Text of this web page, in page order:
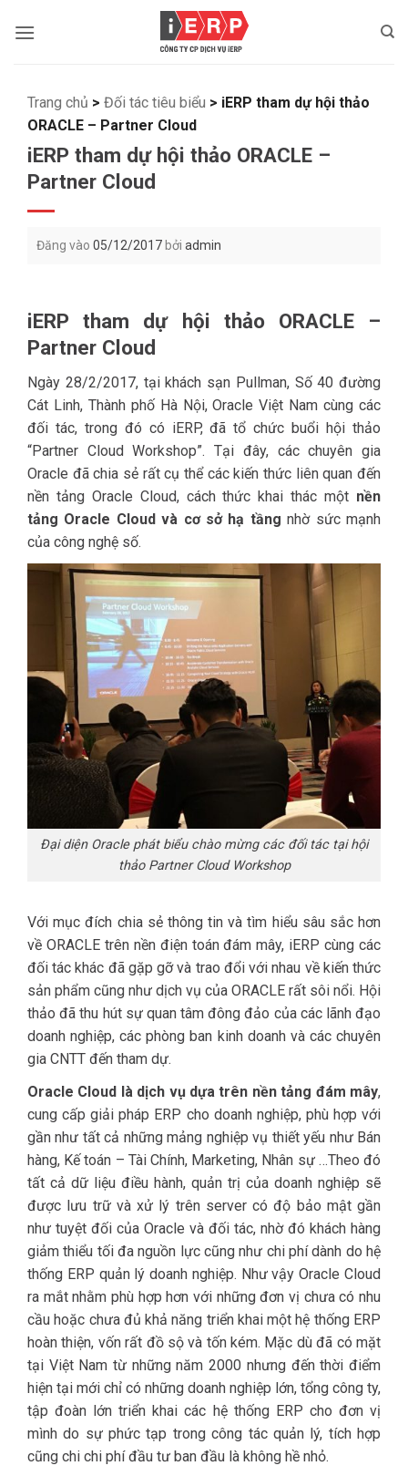
qua
Trang chủ > Đối tác tiêu biểu > iERP tham dự hội thảo
ORACLE – Partner Cloud
iERP tham dự hội thảo ORACLE –
Partner Cloud
Đăng vào 05/12/2017bởi admin
iERP tham dự hội thảo ORACLE –
Partner Cloud
Ngày 28/2/2017, tại khách sạn Pullman, Số 40 đường
Cát Linh, Thành phố Hà Nội, Oracle Việt Nam cùng các
đối tác, trong đó có iERP, đã tổ chức buổi hội thảo
“Partner Cloud Workshop”. Tại đây, các chuyên gia
Oracle đã chia sẻ rất cụ thể các kiến thức liên quan đến
nền tảng Oracle Cloud, cách thức khai thác một nền
tảng Oracle Cloud và cơ sở hạ tầng nhờ sức mạnh
của công nghệ số.
Đại diện Oracle phát biểu chào mừng các đối tác tại hội
thảo Partner Cloud Workshop
Với mục đích chia sẻ thông tin và tìm hiểu sâu sắc hơn
về ORACLE trên nền điện toán đám mây, iERP cùng các
đối tác khác đã gặp gỡ và trao đổi với nhau về kiến thức
sản phẩm cũng như dịch vụ của ORACLE rất sôi nổi. Hội
thảo đã thu hút sự quan tâm đông đảo của các lãnh đạo
doanh nghiệp, các phòng ban kinh doanh và các chuyên
gia CNTT đến tham dự.
Oracle Cloud là dịch vụ dựa trên nền tảng đám mây,
cung cấp giải pháp ERP cho doanh nghiệp, phù hợp với
gần như tất cả những mảng nghiệp vụ thiết yếu như Bán
hàng, Kế toán – Tài Chính, Marketing, Nhân sự …Theo đó
tất cả dữ liệu điều hành, quản trị của doanh nghiệp sẽ
được lưu trữ và xử lý trên server có độ bảo mật gần
như tuyệt đối của Oracle và đối tác, nhờ đó khách hàng
giảm thiểu tối đa nguồn lực cũng như chi phí dành do hệ
thống ERP quản lý doanh nghiệp. Như vậy Oracle Cloud
ra mắt nhằm phù hợp hơn với những đơn vị chưa có nhu
cầu hoặc chưa đủ khả năng triển khai một hệ thống ERP
hoàn thiện, vốn rất đồ sộ và tốn kém. Mặc dù đã có mặt
tại Việt Nam từ những năm 2000 nhưng đến thời điểm
hiện tại mới chỉ có những doanh nghiệp lớn, tổng công ty,
tập đoàn lớn triển khai các hệ thống ERP cho đơn vị
mình do sự phức tạp trong công tác quản lý, tích hợp
cũng chi chi phí đầu tư ban đầu là không hề nhỏ.